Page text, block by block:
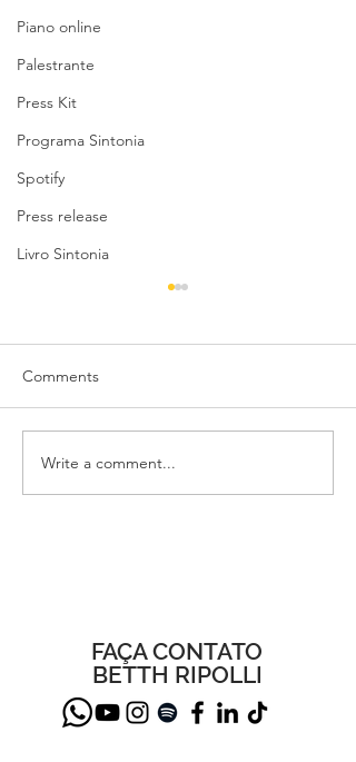
Piano online
Palestrante
Press Kit
Programa Sintonia
Spotify
Press release
Livro Sintonia
Betth Ripolli: Reflexões
Inspiradoras no Posfácio
Comments
Write a comment...
FAÇA CONTATO
BETTH RIPOLLI